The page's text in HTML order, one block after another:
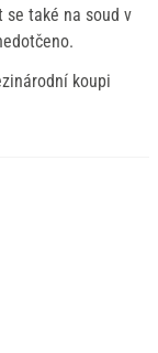
také na soud v
koupi